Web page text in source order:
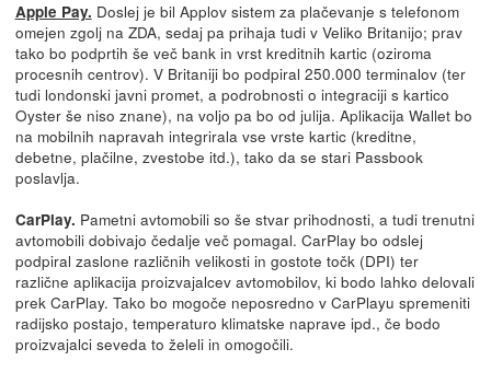
Apple Pay. Doslej je bil Applov sistem za plačevanje s telefonom
omejen zgolj na ZDA, sedaj pa prihaja tudi v Veliko Britanijo; prav
tako bo podprtih še več bank in vrst kreditnih kartic (oziroma
procesnih centrov). V Britaniji bo podpiral 250.000 terminalov (ter
tudi londonski javni promet, a podrobnosti o integraciji s kartico
Oyster še niso znane), na voljo pa bo od julija. Aplikacija Wallet bo
na mobilnih napravah integrirala vse vrste kartic (kreditne,
debetne, plačilne, zvestobe itd.), tako da se stari Passbook
poslavlja.
CarPlay. Pametni avtomobili so še stvar prihodnosti, a tudi trenutni
avtomobili dobivajo čedalje več pomagal. CarPlay bo odslej
podpiral zaslone različnih velikosti in gostote točk (DPI) ter
različne aplikacija proizvajalcev avtomobilov, ki bodo lahko delovali
prek CarPlay. Tako bo mogoče neposredno v CarPlayu spremeniti
radijsko postajo, temperaturo klimatske naprave ipd., če bodo
proizvajalci seveda to želeli in omogočili.